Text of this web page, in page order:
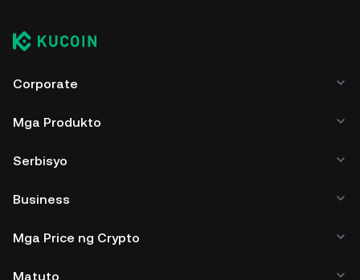
Corporate
Mga Produkto
Serbisyo
Business
Mga Price ng Crypto
Matuto